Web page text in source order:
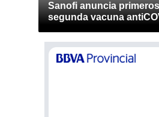
Sanofi anuncia
segunda vacuna